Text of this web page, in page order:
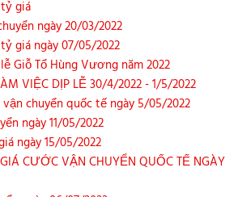
giá
ngày 20/03/2022
giá ngày 07/05/2022
Giỗ Tổ Hùng Vương năm 2022
VIỆC DỊP LỄ 30/4/2022 - 1/5/2022
chuyển quốc tế ngày 5/05/2022
ngày 11/05/2022
ngày 15/05/2022
CƯỚC VẬN CHUYỂN QUỐC TẾ NGÀY